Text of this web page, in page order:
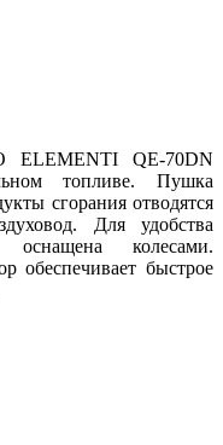
ELEMENTI QE-70DN
топливе. Пушка
сгорания отводятся
Для удобства
колесами.
обеспечивает быстрое